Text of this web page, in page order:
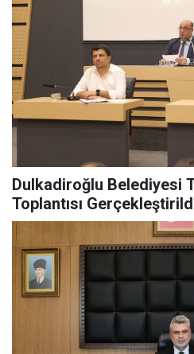
Dulkadiroğlu Belediyesi
Toplantısı